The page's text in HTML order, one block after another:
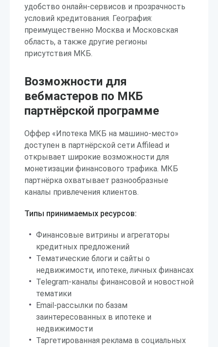
удобство онлайн-сервисов и прозрачность
условий кредитования. География:
преимущественно Москва и Московская
область, а также другие регионы
присутствия МКБ.
Возможности для
вебмастеров по МКБ
партнёрской программе
Оффер «Ипотека МКБ на машино-место»
доступен в партнёрской сети Affilead и
открывает широкие возможности для
монетизации финансового трафика. МКБ
партнёрка охватывает разнообразные
каналы привлечения клиентов.
Типы принимаемых ресурсов:
Финансовые витрины и агрегаторы
кредитных предложений
Тематические блоги и сайты о
недвижимости, ипотеке, личных финансах
Telegram-каналы финансовой и новостной
тематики
Email-рассылки по базам
заинтересованных в ипотеке и
недвижимости
Таргетированная реклама в социальных